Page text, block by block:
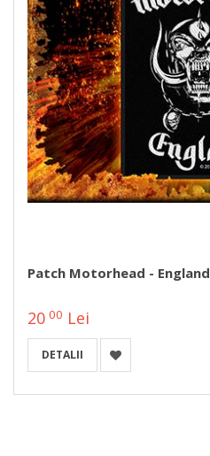
Patch Motorhead - England
20 00 Lei
DETALII